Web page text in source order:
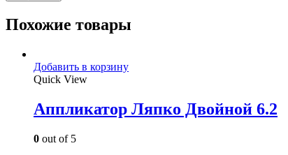
Похожие товары
Добавить в корзину
Quick View
Аппликатор Ляпко Двойной 6.2
0 out of 5